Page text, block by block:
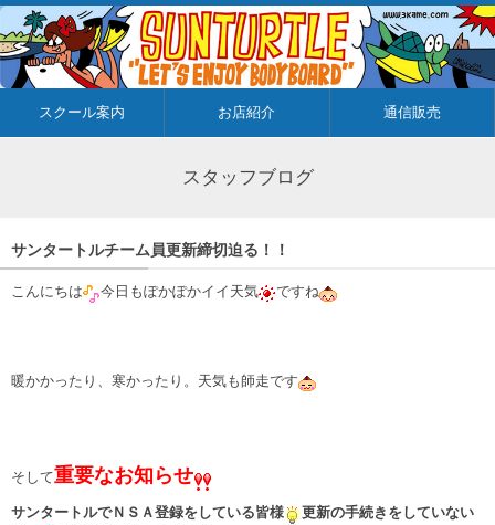
スクール案内 お店紹介 通信販売
スタッフブログ
サンタートルチーム員更新締切迫る！！
こんにちは 今日もぽかぽかイイ天気 ですね
暖かかったり、寒かったり。天気も師走です
そして重要なお知らせ
サンタートルでＮＳＡ登録をしている皆様
更新の手続きをしていない